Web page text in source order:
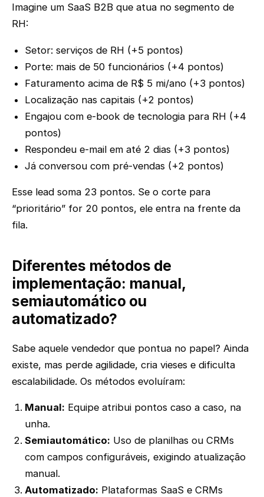
Imagine um SaaS B2B que atua no segmento de
RH:
Setor: serviços de RH (+5 pontos)
Porte: mais de 50 funcionários (+4 pontos)
Faturamento acima de R$ 5 mi/ano (+3 pontos)
Localização nas capitais (+2 pontos)
Engajou com e-book de tecnologia para RH (+4
pontos)
Respondeu e-mail em até 2 dias (+3 pontos)
Já conversou com pré-vendas (+2 pontos)
Esse lead soma 23 pontos. Se o corte para
“prioritário” for 20 pontos, ele entra na frente da
fila.
Diferentes métodos de
implementação: manual,
semiautomático ou
automatizado?
Sabe aquele vendedor que pontua no papel? Ainda
existe, mas perde agilidade, cria vieses e dificulta
escalabilidade. Os métodos evoluíram:
Manual: Equipe atribui pontos caso a caso, na
unha.
Semiautomático: Uso de planilhas ou CRMs
com campos configuráveis, exigindo atualização
manual.
Automatizado: Plataformas SaaS e CRMs